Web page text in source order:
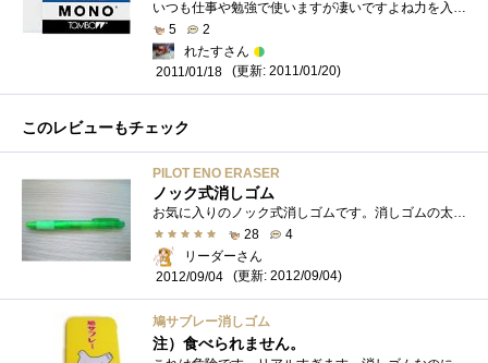
いつも仕事や勉強で使いますが凄いですよね力を入れて書いた文字も軽い力で落ち凄い綺麗になります他社のを使うと違いに分かるはずです！学�...
5
2
れたすさん
2011/01/18
(更新: 2011/01/20)
このレビューもチェック
PILOT ENO ERASER
ノック式消しゴム
お気に入りのノック式消しゴムです。消しゴムの太さは3.8mm。それなりに細い部類になるので細かいところをちょこっと消したいときに消しゴムの...
28
4
リーダーさん
2012/09/04
(更新: 2012/09/04)
鳩サブレー消しゴム
注）食べられません。